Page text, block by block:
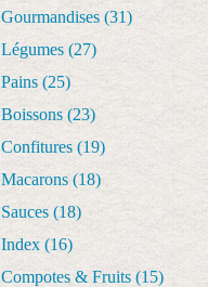
Gourmandises (31)
Légumes (27)
Pains (25)
Boissons (23)
Confitures (19)
Macarons (18)
Sauces (18)
Index (16)
Compotes & Fruits (15)